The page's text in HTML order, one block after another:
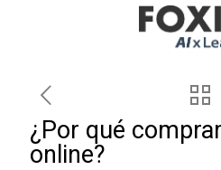
¿Por qué
online?